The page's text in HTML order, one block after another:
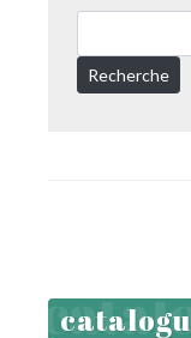
Recherche